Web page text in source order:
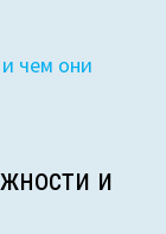
и